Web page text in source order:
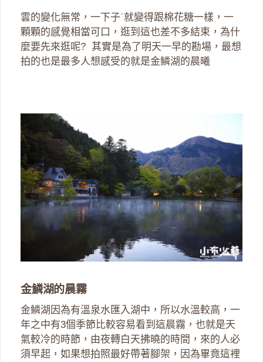
雲的變化無常，一下子ˋ就變得跟棉花糖一樣，一
顆顆的感覺相當可口，逛到這也差不多結束，為什
麼要先來逛呢? 其實是為了明天一早的勘場，最想
拍的也是最多人想感受的就是金鱗湖的晨曦
金鱗湖的晨霧
金鱗湖因為有溫泉水匯入湖中，所以水溫較高，一
年之中有3個季節比較容易看到這晨霧，也就是天
氣較冷的時節，由夜轉白天拂曉的時間，來的人必
須早起，如果想拍照最好帶著腳架，因為畢竟這裡